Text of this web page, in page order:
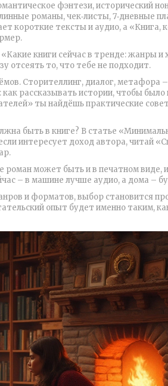
фэнтези, исторический
романы, чек‑листы, 7‑дневные
короткие тексты и аудио, а «Книга,
книги сейчас в тренде: жанры
отсеять то, что тебе не подходит.
Сторителлинг, диалог, метафора
рассказывать истории, чтобы было
ты найдёшь практические
быть в книге? В статье
интересует доход автора, читай
может быть и в печатном виде,
– в машине лучше аудио, а дома –
и форматов, выбор становится
опыт будет именно таким,